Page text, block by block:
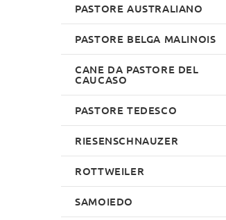
NASCONDIGLIO
PICCOLA TENDA
SCHUTZHUND O IPO
€119.99
Write Review
PASTORE AUSTRALIANO
PASTORE BELGA MALINOIS
CANE DA PASTORE DEL
CAUCASO
PASTORE TEDESCO
RIESENSCHNAUZER
ROTTWEILER
SAMOIEDO